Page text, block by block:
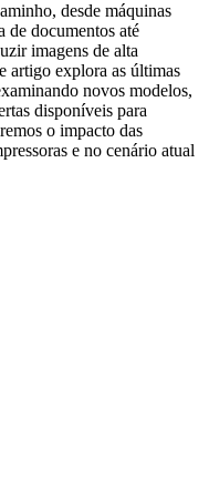
desde máquinas
de documentos até
imagens de alta
artigo explora as últimas
novos modelos,
disponíveis para
o impacto das
e no cenário atual